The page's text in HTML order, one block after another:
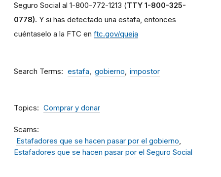
Seguro Social al 1-800-772-1213 (TTY 1-800-325-
0778). Y si has detectado una estafa, entonces
cuéntaselo a la FTC en ftc.gov/queja
Search Terms estafa gobierno impostor
Topics Comprar y donar
Scams
Estafadores que se hacen pasar por el gobierno
Estafadores que se hacen pasar por el Seguro Social